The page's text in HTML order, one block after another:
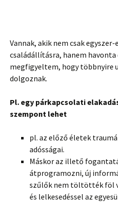
Vannak, akik nem csak
családállításra, hanem
megfigyeltem, hogy többnyire
dolgoznak.
Pl. egy párkapcsolati
szempont lehet
pl. az előző életek
adósságai.
Máskor az illető
átprogramozni, új
szűlők nem töltötték föl
és lelkesedéssel az